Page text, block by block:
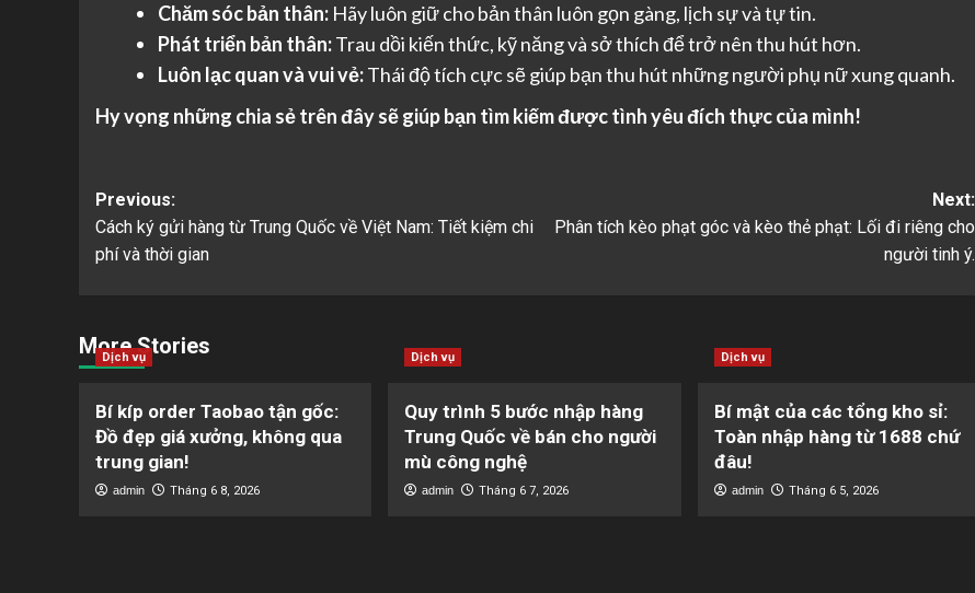
Chăm sóc bản thân: Hãy luôn giữ cho bản thân luôn gọn gàng, lịch sự và tự tin.
Phát triển bản thân:Trau dồi kiến thức, kỹ năng và sở thích để trở nên thu hút hơn.
Luôn lạc quan và vui vẻ:Thái độ tích cực sẽ giúp bạn thu hút những người phụ nữ xung quanh.
Hy vọng những chia sẻ trên đây sẽ giúp bạn tìm kiếm được tình yêu đích thực của mình!
Post
navigation
Previous:
Cách ký gửi hàng từ Trung Quốc về Việt Nam: Tiết kiệm chi
phí và thời gian
Next:
Phân tích kèo phạt góc và kèo thẻ phạt: Lối đi riêng cho
người tinh ý.
More Stories
Dịch vụ
Bí kíp order Taobao tận gốc:
Đồ đẹp giá xưởng, không qua
trung gian!
admin Tháng 6 8, 2026
Dịch vụ
Quy trình 5 bước nhập hàng
Trung Quốc về bán cho người
mù công nghệ
admin Tháng 6 7, 2026
Dịch vụ
Bí mật của các tổng kho sỉ:
Toàn nhập hàng từ 1688 chứ
đâu!
admin Tháng 6 5, 2026